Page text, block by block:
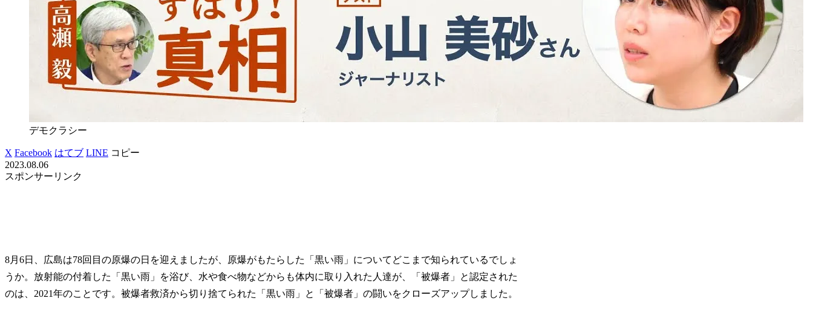
デモクラシー
X Facebook はてブ LINE コピー
2023.08.06
スポンサーリンク
8月6日、広島は78回目の原爆の日を迎えましたが、原爆がもたらした「黒い雨」についてどこまで知られているでしょ
うか。放射能の付着した「黒い雨」を浴び、水や食べ物などからも体内に取り入れた人達が、「被爆者」と認定された
のは、2021年のことです。被爆者救済から切り捨てられた「黒い雨」と「被爆者」の闘いをクローズアップしました。